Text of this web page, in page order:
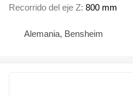
Recorrido del eje Z 800 mm
Alemania, Bensheim